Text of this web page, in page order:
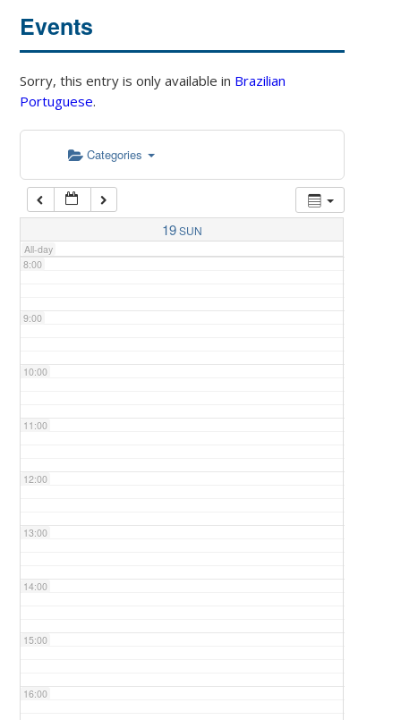
Events
Sorry, this entry is only available in Brazilian
Portuguese.
Categories
19SUN
All-day
4:00
5:00
7:00
8:00
9:00
10:00
11:00
12:00
13:00
14:00
15:00
16:00